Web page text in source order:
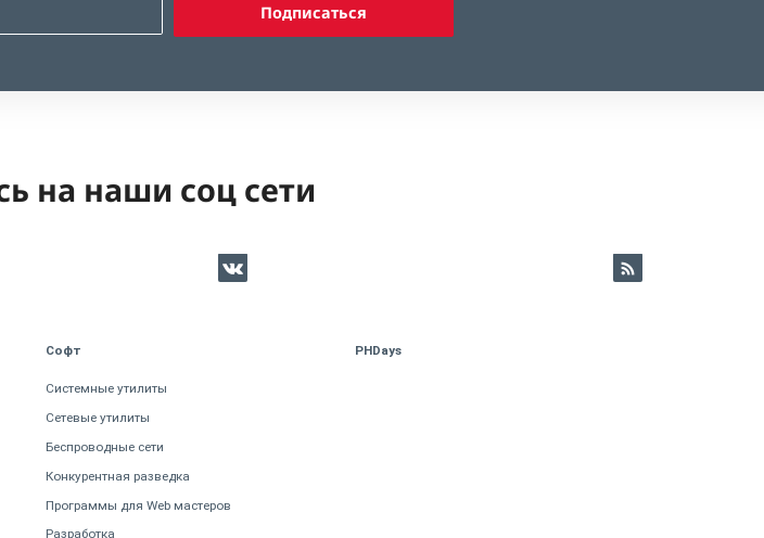
Подписаться
на наши соц сети
Софт
Системные утилиты
Сетевые утилиты
Беспроводные сети
Конкурентная разведка
Программы для Web мастеров
Разработка
PHDays